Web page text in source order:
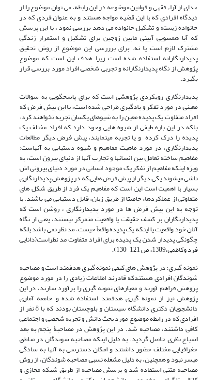
جدای از آراء فقهی و قوانین موضوعه در این رابطه، می توان موضوع را از
دیدگاه افرادی که با این قضیه مواجه هستند و به عنوان فردی که در
خانواده زیسته و تشکیل خانواده می دهد بررسی نمود ، با این پرسش
که آیا همسویی آیینی مابین زوجین برای تشکیل و استمرار زندگی
مشترک لازم است یا نه. برای برررسی این موضوع از روش تحقیق
پدیدارنگارانه استفاده شده است زیرا هدف این است که موضوع
پژوهش از نگاه پدیدارنگارانه و تجربی شخصی افراد مورد بررسی قرار
بگیرد.
پدیدارنگاری رویکردی پژوهشی است که برای پاسخگویی به سوالات
معینی در مورد تفکر و یادگیری طراحی شده است، با این پیش فرض که
افراد متفاوت یک پدیده معین را به شیوهای یکسان تجربه نخواهند کرد،
بلکه در این باره طیفی از شیوه هایی وجود دارد که افراد مختلف یک
پدیده را درک کرده و یا تجربه مینمایند، پیش فرض دیگر مطالعات
پدیدارنگاری، در مورد ماهیت مفاهیم و شیوه دستیابی به آنهاست؛
مفاهیم ساخته تعامل بین انسانها و تجارب آنها از دنیای بیرون است، به
ویژه اینکه مفاهیم از تفکر یک موجود انسانی در مورد دنیای بیرونی اش
ناشی میشوند یکی دیگر از پیش فرض هایی که در پژوهش پدیدارنگاری
بسیار با اهمیت است این است که مفاهیم یک فرد از طریق شکل های
متفاوتی از عملکردها، خاصتا از طریق زبان، قابل دستیابی می باشند. با
توجه به این پیش فرض ها در مورد پدیدارنگاری ، روشن است که
پدیدارنگاران بر کشف حقیقت یا واقعیت متمرکز نیستند، یعنی از نگاه
آنان خود واقعیت یا اینکه یک پدیده واقعاً چیست، مد نظر نمی باشد بلکه
چگونگی پدیدار شدن یک پدیده برای افراد متفاوت مد نظراست(دانایی
فرد وکاظمی،1389، ص 121-130).
نمونه گیری: در پژوهش های کیفی نمونه گیری هدفمند است و مصاحبه
شوندگان افرادی هستندکه قادرند اطلاعات زیادی را در مورد موضوع
پژوهش فراهم آورند و معیارهای نمونه گیری را برآورد سازند، در این
پژوهش نیز از نمونه گیری هدفمند استفاده شده و جامعه آماری
دانشجویان دکتری دانشگاه سیستان و بلوچستان بودند که با 8 نفر از
افرادی که در رابطه موضوع مورد بحث دانش و تجربه شخصی و اجتماعی
کافی داشتند، مصاحبه شد. در این پژوهش در مصاحبۀ پنجم به بعد
اشباع نظری حاصل گردید. به دلیل اینکه مصاحبه شوندگان در مناطق
جغرافیایی مختلف حضور داشتند و امکان دسترسی به آنها به سادگی
میسر نبود و همچنین، به دلیل مشغله نسبی مصاحبه شوندگان، از روش
مصاحبه متنی استفاده شد و پرسش مصاحبه از طریق شبکه مجازی و